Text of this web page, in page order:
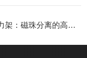
Permagen MSR812 磁力架：磁珠分离的高效工具